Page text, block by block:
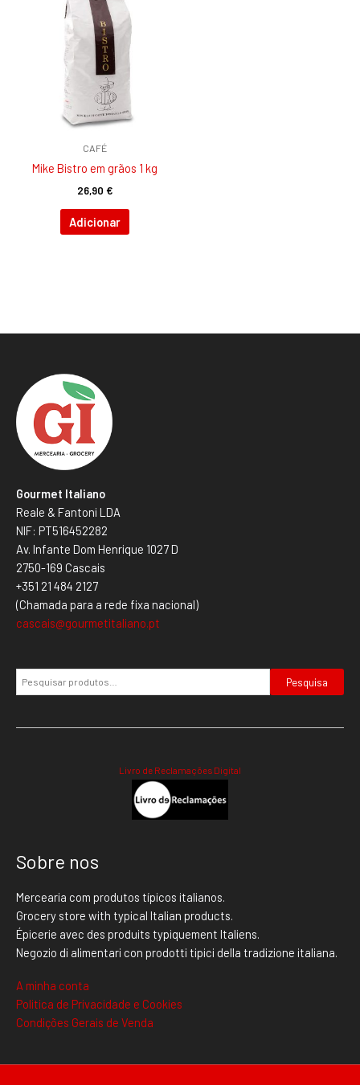
CAFÉ
Mike Bistro em grãos 1 kg
26,90 €
Adicionar
Gourmet Italiano
Reale & Fantoni LDA
NIF: PT516452282
Av. Infante Dom Henrique 1027 D
2750-169 Cascais
+351 21 484 2127
(Chamada para a rede fixa nacional)
cascais@gourmetitaliano.pt
Pesquisa
Livro de Reclamações Digital
Sobre nos
Mercearia com produtos típicos italianos.
Grocery store with typical Italian products.
Épicerie avec des produits typiquement Italiens.
Negozio di alimentari con prodotti tipici della tradizione italiana.
A minha conta
Politica de Privacidade e Cookies
Condições Gerais de Venda